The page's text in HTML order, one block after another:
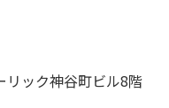
リック神谷町ビル8階